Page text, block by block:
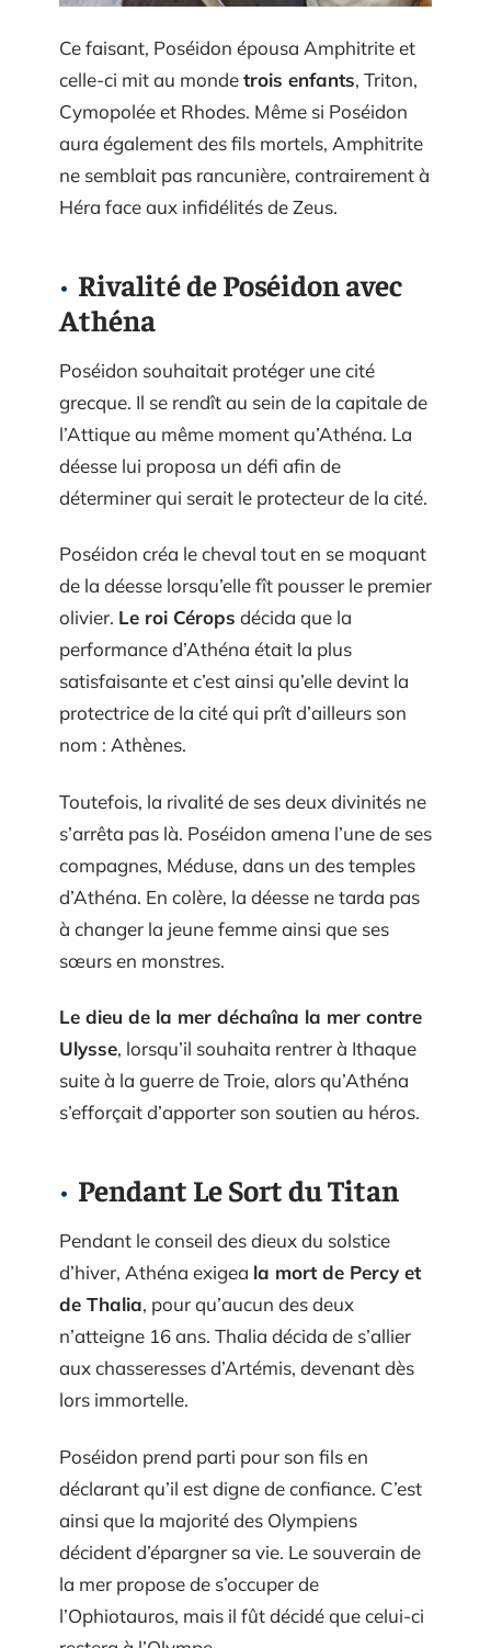
Ce faisant, Poséidon épousa Amphitrite et
celle-ci mit au mondetrois enfants, Triton,
Cymopolée et Rhodes. Même si Poséidon
aura également des fils mortels, Amphitrite
ne semblait pas rancunière, contrairement à
Héra face aux infidélités de Zeus.
Rivalité de Poséidon avec
Athéna
Poséidon souhaitait protéger une cité
grecque. Il se rendît au sein de la capitale de
l’Attique au même moment qu’Athéna. La
déesse lui proposa un défi afin de
déterminer qui serait le protecteur de la cité.
Poséidon créa le cheval tout en se moquant
de la déesse lorsqu’elle fît pousser le premier
olivier. Le roi Cérops décida que la
performance d’Athéna était la plus
satisfaisante et c’est ainsi qu’elle devint la
protectrice de la cité qui prît d’ailleurs son
nom : Athènes.
Toutefois, la rivalité de ses deux divinités ne
s’arrêta pas là. Poséidon amena l’une de ses
compagnes, Méduse, dans un des temples
d’Athéna. En colère, la déesse ne tarda pas
à changer la jeune femme ainsi que ses
sœurs en monstres.
Le dieu de la mer déchaîna la mer contre
Ulysse, lorsqu’il souhaita rentrer à Ithaque
suite à la guerre de Troie, alors qu’Athéna
s’efforçait d’apporter son soutien au héros.
Pendant Le Sort du Titan
Pendant le conseil des dieux du solstice
d’hiver, Athéna exigea la mort de Percy et
de Thalia, pour qu’aucun des deux
n’atteigne 16 ans. Thalia décida de s’allier
aux chasseresses d’Artémis, devenant dès
lors immortelle.
Poséidon prend parti pour son fils en
déclarant qu’il est digne de confiance. C’est
ainsi que la majorité des Olympiens
décident d’épargner sa vie. Le souverain de
la mer propose de s’occuper de
l’Ophiotauros, mais il fût décidé que celui-ci